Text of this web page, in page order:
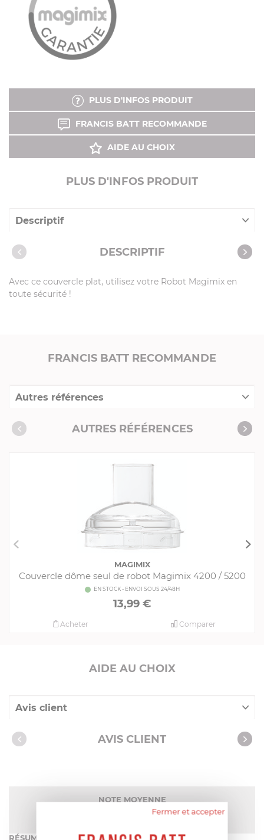
PLUS D'INFOS PRODUIT
FRANCIS BATT RECOMMANDE
AIDE AU CHOIX
PLUS D'INFOS PRODUIT
Descriptif
Caractéristiques DESCRIPTIF
Avec ce couvercle plat, utilisez votre Robot Magimix en
toute sécurité !
FRANCIS BATT RECOMMANDE
Autres références
Collection "Pièces Détachées pour robots
Magimix"
AUTRES RÉFÉRENCES
MAGIMIX
Couvercle dôme seul de robot Magimix 4200 / 5200
EN STOCK - ENVOI SOUS 24/48H
13,99 €
Comparer
Acheter
AIDE AU CHOIX
Avis client
Nos clients ont aussi acheté
AVIS CLIENT
NOTE MOYENNE
(6 avis)
RÉSUMÉ
Fermer et accepter